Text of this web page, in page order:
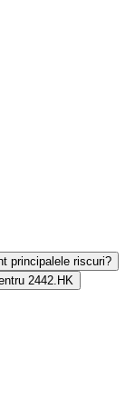
principalele riscuri?
2442.HK